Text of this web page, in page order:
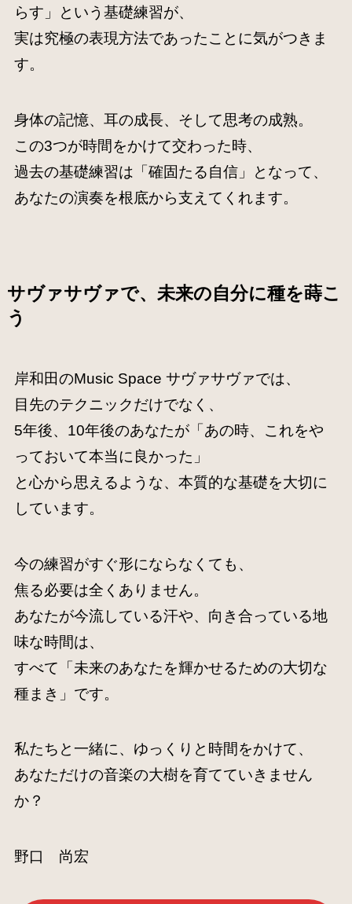
らす」という基礎練習が、
実は究極の表現方法であったことに気がつきま
す。
身体の記憶、耳の成長、そして思考の成熟。
この3つが時間をかけて交わった時、
過去の基礎練習は「確固たる自信」となって、
あなたの演奏を根底から支えてくれます。
サヴァサヴァで、未来の自分に種を蒔こ
う
岸和田のMusic Space サヴァサヴァでは、
目先のテクニックだけでなく、
5年後、10年後のあなたが「あの時、これをや
っておいて本当に良かった」
と心から思えるような、本質的な基礎を大切に
しています。
今の練習がすぐ形にならなくても、
焦る必要は全くありません。
あなたが今流している汗や、向き合っている地
味な時間は、
すべて「未来のあなたを輝かせるための大切な
種まき」です。
私たちと一緒に、ゆっくりと時間をかけて、
あなただけの音楽の大樹を育てていきません
か？
野口 尚宏